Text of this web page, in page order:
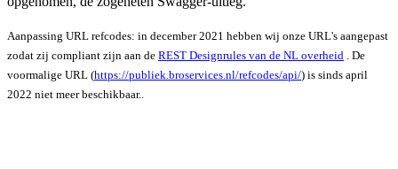
Aanpassing URL refcodes: in december 2021 hebben wij onze URL's aangepast
zodat zij compliant zijn aan de REST Designrules van de NL overheid . De
voormalige URL (https://publiek.broservices.nl/refcodes/api/) is sinds april
2022 niet meer beschikbaar..